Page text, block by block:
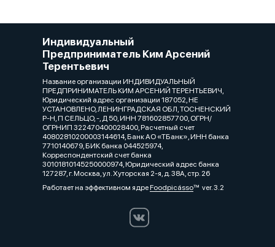
Индивидуальный
Предприниматель Ким Арсений
Терентьевич
Название организации ИНДИВИДУАЛЬНЫЙ
ПРЕДПРИНИМАТЕЛЬ КИМ АРСЕНИЙ ТЕРЕНТЬЕВИЧ,
Юридический адрес организации 187052, НЕ
УСТАНОВЛЕНО, ЛЕНИНГРАДСКАЯ ОБЛ, ТОСНЕНСКИЙ
Р-Н, П СЕЛЬЦО, -, Д 50, ИНН 781602857700, ОГРН/
ОГРНИП 322470400028400, Расчетный счет
40802810200003144614, Банк АО «ТБанк», ИНН банка
7710140679, БИК банка 044525974,
Корреспондентский счет банка
30101810145250000974, Юридический адрес банка
127287, г. Москва, ул. Хуторская 2-я, д. 38А, стр. 26
Работает на эффективном ядреFoodpicássover. 3.2